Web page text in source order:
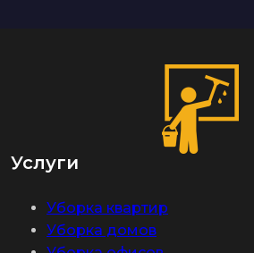
Услуги
Уборка квартир
Уборка домов